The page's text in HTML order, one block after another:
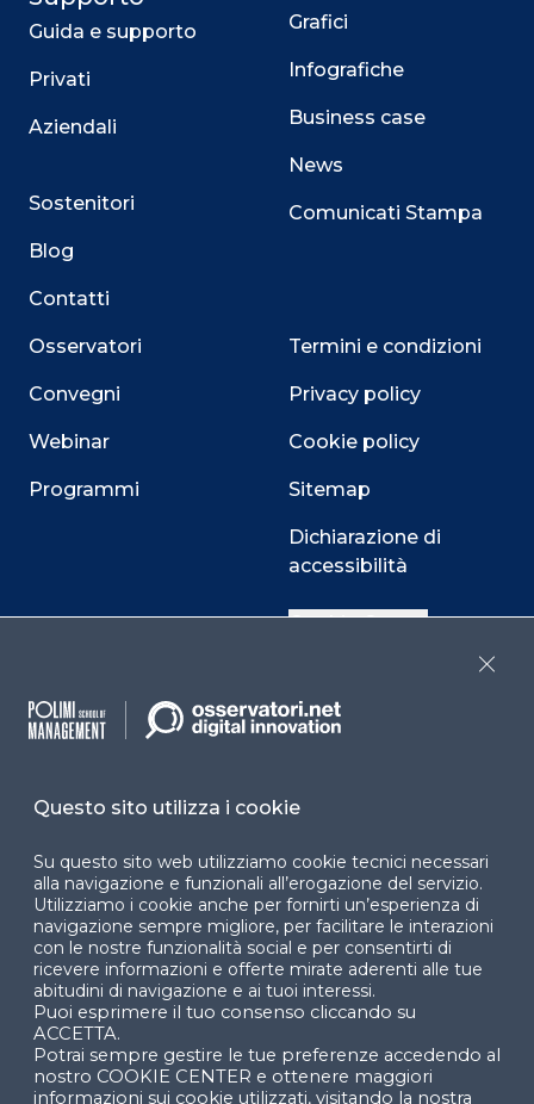
Guida e supporto
Privati
Aziendali
Sostenitori
Blog
Contatti
Osservatori
Convegni
Webinar
Programmi
Grafici
Infografiche
Business case
News
Comunicati Stampa
Termini e condizioni
Privacy policy
Cookie policy
Sitemap
Dichiarazione di
accessibilità
Cookie Center
Facebook LinkedIn
© 2024 Copyright © Politecnico di Milano Dipartimento
di Ingegneria Gestionale
Questo sito utilizza i cookie
Su questo sito web utilizziamo cookie tecnici necessari
alla navigazione e funzionali all’erogazione del servizio.
Utilizziamo i cookie anche per fornirti un’esperienza di
navigazione sempre migliore, per facilitare le interazioni
con le nostre funzionalità social e per consentirti di
ricevere informazioni e offerte mirate aderenti alle tue
abitudini di navigazione e ai tuoi interessi.
Puoi esprimere il tuo consenso cliccando su
ACCETTA.
Potrai sempre gestire le tue preferenze accedendo al
nostro COOKIE CENTER e ottenere maggiori
informazioni sui cookie utilizzati, visitando la nostra